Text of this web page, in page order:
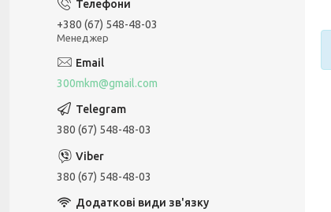
+380 (67) 548-48-03
Менеджер
300mkm@gmail.com
380 (67) 548-48-03
380 (67) 548-48-03